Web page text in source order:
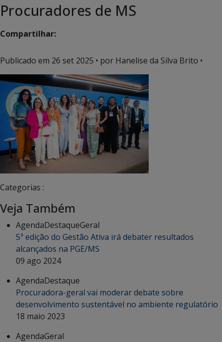
Procuradores de MS
Compartilhar:
Publicado em 26 set 2025 • por Hanelise da Silva Brito •
Categorias :
Veja Também
AgendaDestaqueGeral
5ª edição do Gestão Ativa irá debater resultados
alcançados na PGE/MS
09 ago 2024
AgendaDestaque
Procuradora-geral vai moderar debate sobre
desenvolvimento sustentável no ambiente regulatório
18 maio 2023
AgendaGeral